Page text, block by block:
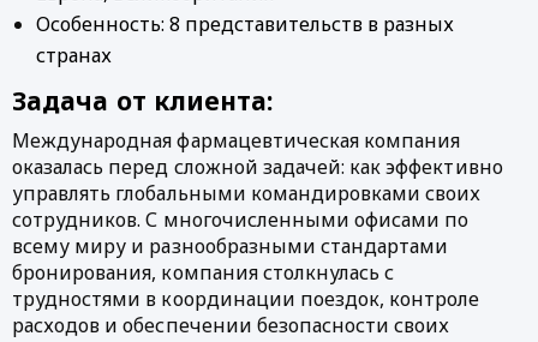
Особенность: 8 представительств в разных
странах
Задача от клиента:
Международная фармацевтическая компания
оказалась перед сложной задачей: как эффективно
управлять глобальными командировками своих
сотрудников. С многочисленными офисами по
всему миру и разнообразными стандартами
бронирования, компания столкнулась с
трудностями в координации поездок, контроле
расходов и обеспечении безопасности своих